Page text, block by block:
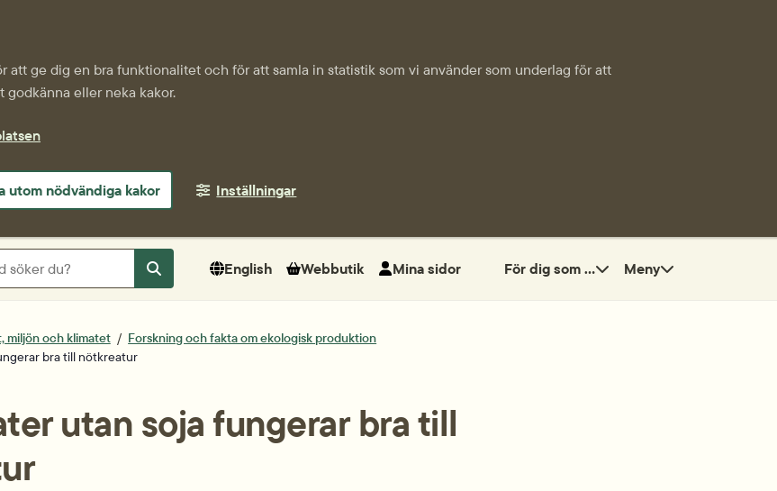
att ge dig en bra funktionalitet och för att samla in statistik som vi använder som underlag för att
godkänna eller neka kakor.
utom nödvändiga kakor Inställningar
Sök
English Webbutik Mina sidor För dig som ... Meny
miljön och klimatet
Forskning och fakta om ekologisk produktion
bra till nötkreatur
utan soja fungerar bra till